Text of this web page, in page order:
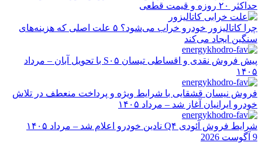
حداکثر ۲۰ روزه و قیمت قطعی
چرا کاتالیزور خودرو خراب می‌شود؟ ۵ علت اصلی که هزینه‌های
سنگین ایجاد می‌کند
پیش فروش نقدی و اقساطی تیسان S۰۵ با تحویل آبان – مرداد
۱۴۰۵
فروش نیسان قشقایی با شرایط ویژه و پرداخت منعطف در تلاش
خودرو ایرانیان آغاز شد – مرداد ۱۴۰۵
شرایط فروش آئودی Q۴ نادین خودرو اعلام شد – مرداد ۱۴۰۵
9 آگوست 2026